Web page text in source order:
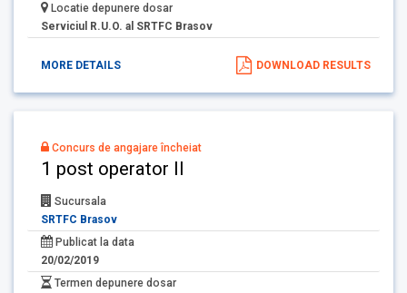
Locatie depunere dosar
Serviciul R.U.O. al SRTFC Brasov
MORE DETAILS DOWNLOAD RESULTS
Concurs de angajare încheiat
1 post operator II
Sucursala
SRTFC Brasov
Publicat la data
20/02/2019
Termen depunere dosar